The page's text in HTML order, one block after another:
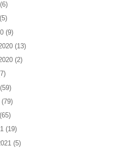
(6)
(5)
(9)
(13)
(2)
(59)
(79)
(65)
(19)
(5)